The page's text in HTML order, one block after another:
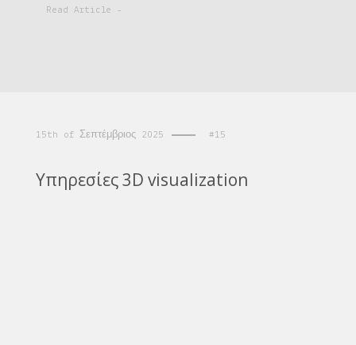
Read Article -
15th of Σεπτέμβριος 2025 #15
Υπηρεσίες 3D visualization